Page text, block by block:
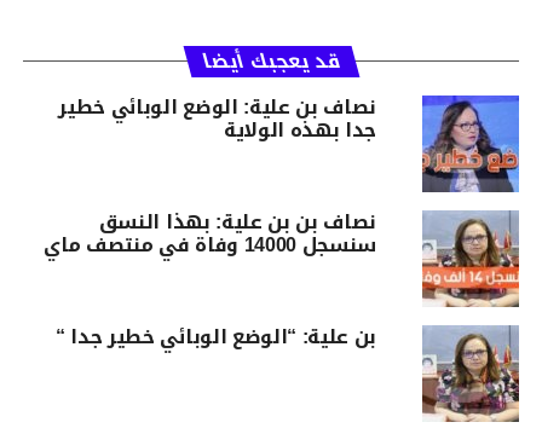
قد يعجبك أيضا
نصاف بن علية: الوضع الوبائي خطير
جدا بهذه الولاية
نصاف بن بن علية: بهذا النسق
سنسجل 14000 وفاة في منتصف ماي
بن علية: “الوضع الوبائي خطير جدا “